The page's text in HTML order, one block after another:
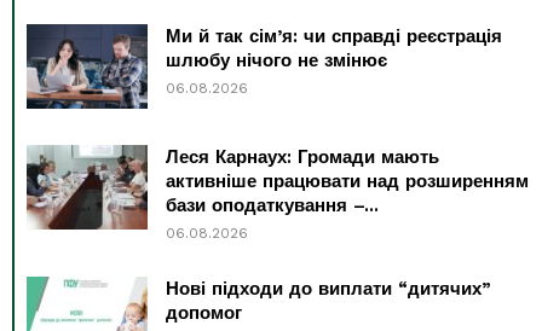
Ми й так сім’я: чи справді реєстрація
шлюбу нічого не змінює
06.08.2026
Леся Карнаух: Громади мають
активніше працювати над розширенням
бази оподаткування –...
06.08.2026
Нові підходи до виплати “дитячих”
допомог